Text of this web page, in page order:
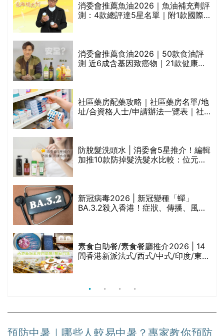
消委會推薦魚油2026｜魚油補充劑評
測：4款總評達5星名單｜附1款國際
消委會推薦食油2026｜50款食油評
測 近6成含基因致癌物｜21款健康煮
社區藥房配藥攻略｜社區藥房名單/地
址/合資格人士/申請辦法一覽表｜社
防脫髮洗頭水 | 消委會5星推介！編輯
加推10款防掉髮洗髮水比較：位元
新冠病毒2026 | 新冠變種「蟬」
BA.3.2殺入香港！症狀、傳播、風險
素食自助餐/素食餐廳推介2026 | 14
間香港新派法式/西式/中式/印度/東南
預防中暑｜哪些人較易中暑？專家教你預防